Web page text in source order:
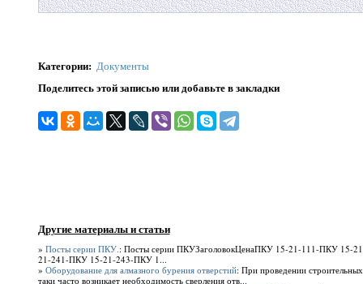
Категории: Документы
Поделитесь этой записью или добавьте в закладки
Другие материалы и статьи
» Посты серии ПКУ. : Посты серии ПКУЗаголовокЦенаПКУ 15-21-111-ПКУ 15-
21-241-ПКУ 15-21-243-ПКУ 1...
» Оборудование для алмазного бурения отверстий: При проведении
таки часто возникает необходимость сверления отв...